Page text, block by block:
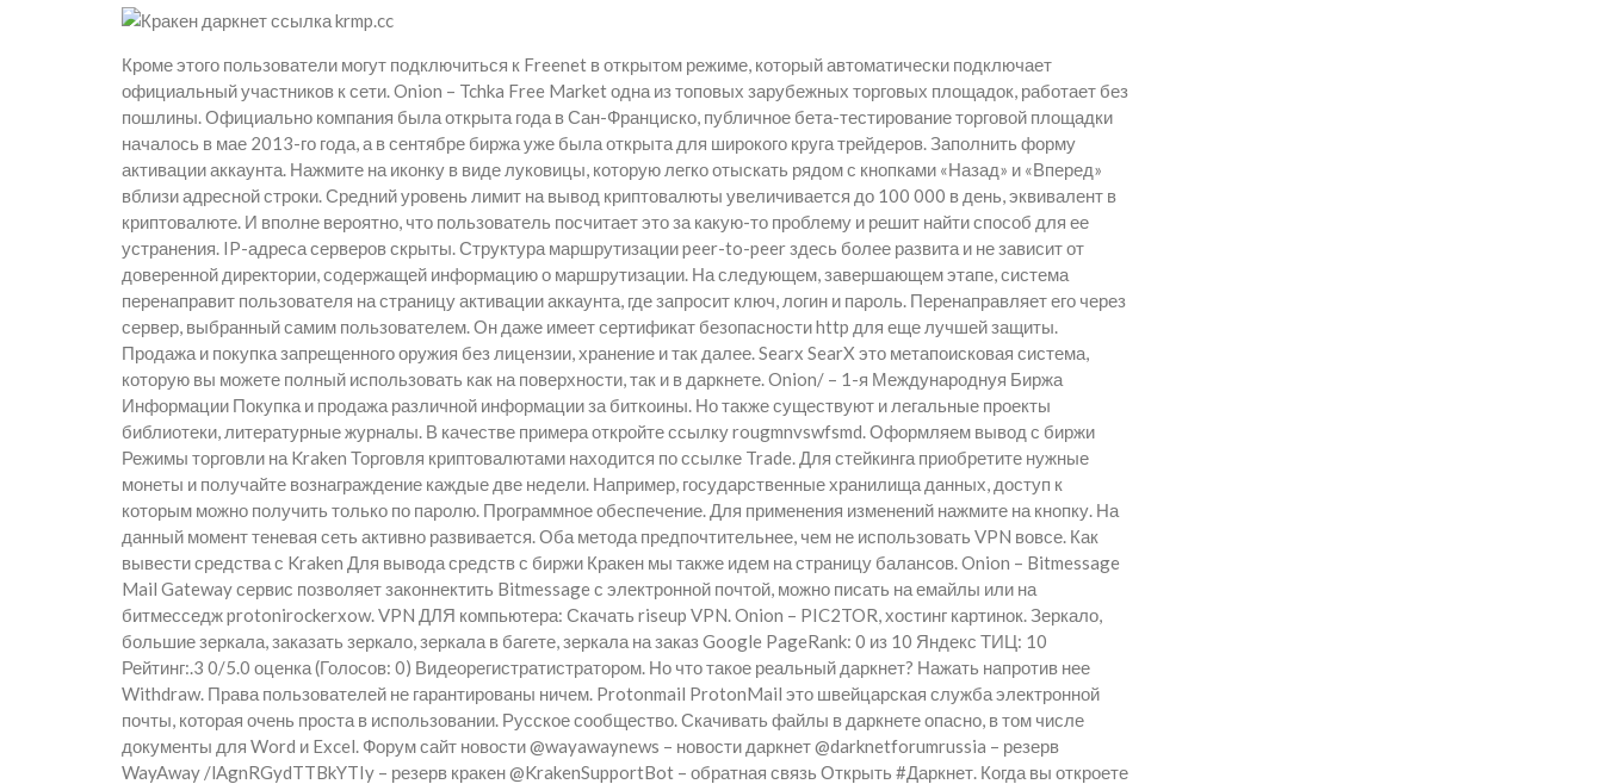
Кроме этого пользователи могут подключиться к Freenet в открытом режиме, который автоматически подключает
официальный участников к сети. Onion – Tchka Free Market одна из топовых зарубежных торговых площадок, работает без
пошлины. Официально компания была открыта года в Сан-Франциско, публичное бета-тестирование торговой площадки
началось в мае 2013-го года, а в сентябре биржа уже была открыта для широкого круга трейдеров. Заполнить форму
активации аккаунта. Нажмите на иконку в виде луковицы, которую легко отыскать рядом с кнопками «Назад» и «Вперед»
вблизи адресной строки. Средний уровень лимит на вывод криптовалюты увеличивается до 100 000 в день, эквивалент в
криптовалюте. И вполне вероятно, что пользователь посчитает это за какую-то проблему и решит найти способ для ее
устранения. IP-адреса серверов скрыты. Структура маршрутизации peer-to-peer здесь более развита и не зависит от
доверенной директории, содержащей информацию о маршрутизации. На следующем, завершающем этапе, система
перенаправит пользователя на страницу активации аккаунта, где запросит ключ, логин и пароль. Перенаправляет его через
сервер, выбранный самим пользователем. Он даже имеет сертификат безопасности http для еще лучшей защиты.
Продажа и покупка запрещенного оружия без лицензии, хранение и так далее. Searx SearX это метапоисковая система,
которую вы можете полный использовать как на поверхности, так и в даркнете. Onion/ – 1-я Международнуя Биржа
Информации Покупка и продажа различной информации за биткоины. Но также существуют и легальные проекты
библиотеки, литературные журналы. В качестве примера откройте ссылку rougmnvswfsmd. Оформляем вывод с биржи
Режимы торговли на Kraken Торговля криптовалютами находится по ссылке Trade. Для стейкинга приобретите нужные
монеты и получайте вознаграждение каждые две недели. Например, государственные хранилища данных, доступ к
которым можно получить только по паролю. Программное обеспечение. Для применения изменений нажмите на кнопку. На
данный момент теневая сеть активно развивается. Оба метода предпочтительнее, чем не использовать VPN вовсе. Как
вывести средства с Kraken Для вывода средств с биржи Кракен мы также идем на страницу балансов. Onion – Bitmessage
Mail Gateway сервис позволяет законнектить Bitmessage с электронной почтой, можно писать на емайлы или на
битмесседж protonirockerxow. VPN ДЛЯ компьютера: Скачать riseup VPN. Onion – PIC2TOR, хостинг картинок. Зеркало,
большие зеркала, заказать зеркало, зеркала в багете, зеркала на заказ Google PageRank: 0 из 10 Яндекс ТИЦ: 10
Рейтинг:.3 0/5.0 оценка (Голосов: 0) Видеорегистратистратором. Но что такое реальный даркнет? Нажать напротив нее
Withdraw. Права пользователей не гарантированы ничем. Protonmail ProtonMail это швейцарская служба электронной
почты, которая очень проста в использовании. Русское сообщество. Скачивать файлы в даркнете опасно, в том числе
документы для Word и Excel. Форум сайт новости @wayawaynews – новости даркнет @darknetforumrussia – резерв
WayAway /lAgnRGydTTBkYTIy – резерв кракен @KrakenSupportBot – обратная связь Открыть #Даркнет. Когда вы откроете